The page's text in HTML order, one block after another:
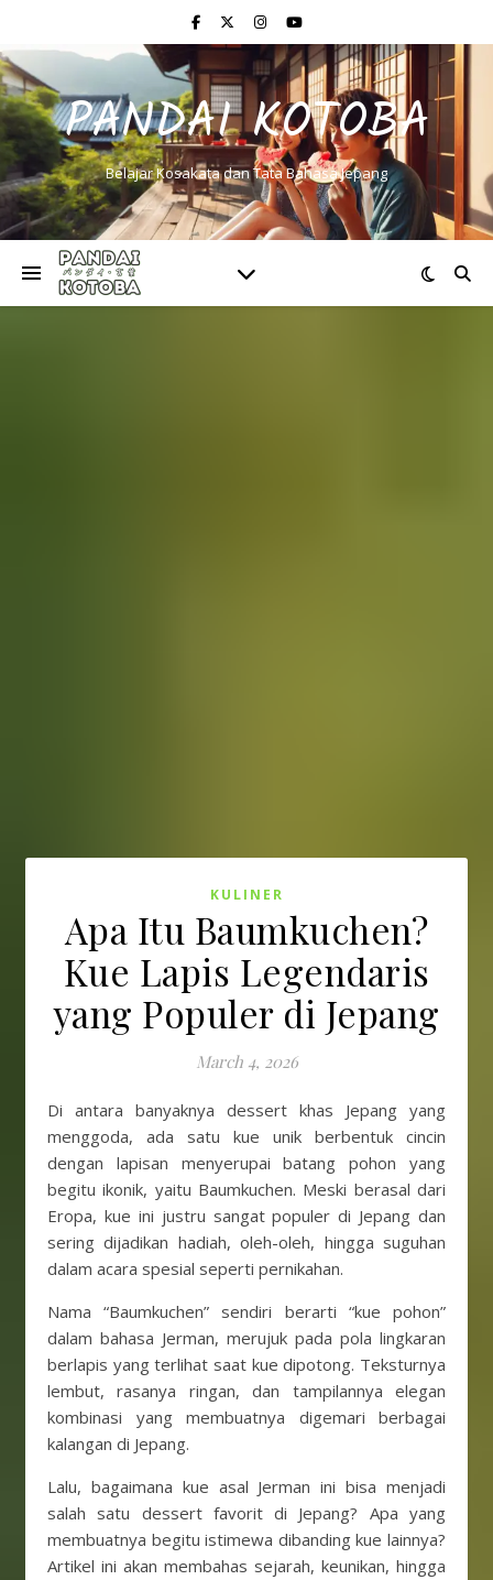
PANDAI KOTOBA
Belajar Kosakata dan Tata Bahasa Jepang
KULINER
Apa Itu Baumkuchen?
Kue Lapis Legendaris
yang Populer di Jepang
March 4, 2026
Di antara banyaknya dessert khas Jepang yang
menggoda, ada satu kue unik berbentuk cincin
dengan lapisan menyerupai batang pohon yang
begitu ikonik, yaitu Baumkuchen. Meski berasal dari
Eropa, kue ini justru sangat populer di Jepang dan
sering dijadikan hadiah, oleh-oleh, hingga suguhan
dalam acara spesial seperti pernikahan.
Nama “Baumkuchen” sendiri berarti “kue pohon”
dalam bahasa Jerman, merujuk pada pola lingkaran
berlapis yang terlihat saat kue dipotong. Teksturnya
lembut, rasanya ringan, dan tampilannya elegan
kombinasi yang membuatnya digemari berbagai
kalangan di Jepang.
Lalu, bagaimana kue asal Jerman ini bisa menjadi
salah satu dessert favorit di Jepang? Apa yang
membuatnya begitu istimewa dibanding kue lainnya?
Artikel ini akan membahas sejarah, keunikan, hingga